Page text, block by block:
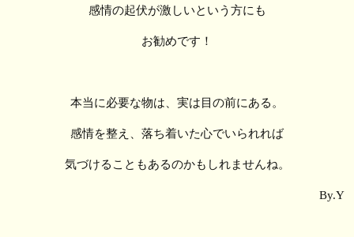
感情の起伏が激しいという方にも
お勧めです！
本当に必要な物は、実は目の前にある。
感情を整え、落ち着いた心でいられれば
気づけることもあるのかもしれませんね。
By.Y